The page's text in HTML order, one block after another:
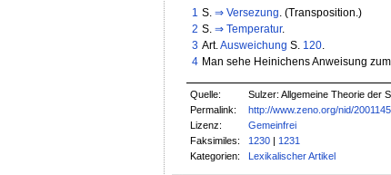
1 S. ⇒ Versezung . (Transposition.)
2 S. ⇒ Temperatur.
3 Art. Ausweichung S. 120.
4 Man sehe Heinichens Anweisung
Quelle:
Sulzer: Allgemeine Theorie der
Permalink:
http://www.zeno.org/nid/
Lizenz:
Gemeinfrei
Faksimiles:
1230
1231
Kategorien:
Lexikalischer Artikel